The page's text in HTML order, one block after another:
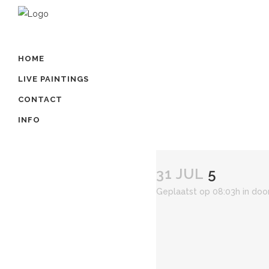
HOME
LIVE PAINTINGS
CONTACT
INFO
31 JUL 5
Geplaatst op 08:03h in